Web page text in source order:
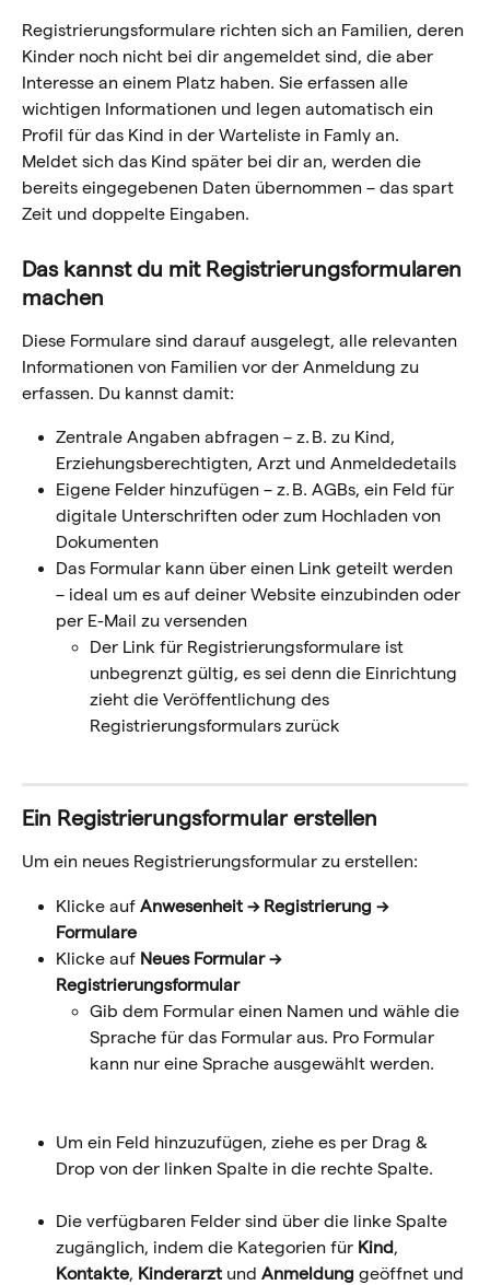
Registrierungsformulare richten sich an Familien, deren
Kinder noch nicht bei dir angemeldet sind, die aber
Interesse an einem Platz haben. Sie erfassen alle
wichtigen Informationen und legen automatisch ein
Profil für das Kind in der Warteliste in Famly an.
Meldet sich das Kind später bei dir an, werden die
bereits eingegebenen Daten übernommen – das spart
Zeit und doppelte Eingaben.
Das kannst du mit Registrierungsformularen
machen
Diese Formulare sind darauf ausgelegt, alle relevanten
Informationen von Familien vor der Anmeldung zu
erfassen. Du kannst damit:
Zentrale Angaben abfragen – z. B. zu Kind,
Erziehungsberechtigten, Arzt und Anmeldedetails
Eigene Felder hinzufügen – z. B. AGBs, ein Feld für
digitale Unterschriften oder zum Hochladen von
Dokumenten
Das Formular kann über einen Link geteilt werden
– ideal um es auf deiner Website einzubinden oder
per E-Mail zu versenden
Der Link für Registrierungsformulare ist
unbegrenzt gültig, es sei denn die Einrichtung
zieht die Veröffentlichung des
Registrierungsformulars zurück
Ein Registrierungsformular erstellen
Um ein neues Registrierungsformular zu erstellen:
Klicke auf Anwesenheit → Registrierung →
Formulare
Klicke auf Neues Formular →
Registrierungsformular
Gib dem Formular einen Namen und wähle die
Sprache für das Formular aus. Pro Formular
kann nur eine Sprache ausgewählt werden.
Um ein Feld hinzuzufügen, ziehe es per Drag &
Drop von der linken Spalte in die rechte Spalte.
Die verfügbaren Felder sind über die linke Spalte
zugänglich, indem die Kategorien für Kind,
Kontakte, Kinderarzt und Anmeldung geöffnet und